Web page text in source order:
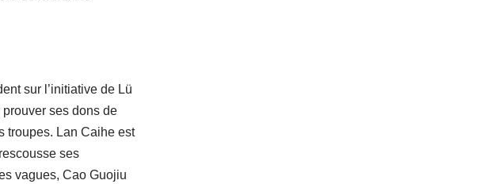
sur l’initiative de Lü
ses dons de
troupes. Lan Caihe est
ses
vagues, Cao Guojiu